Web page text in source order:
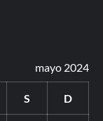
mayo 2024
S D